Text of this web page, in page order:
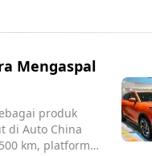
Mengaspal
produk
di Auto China
km, platform